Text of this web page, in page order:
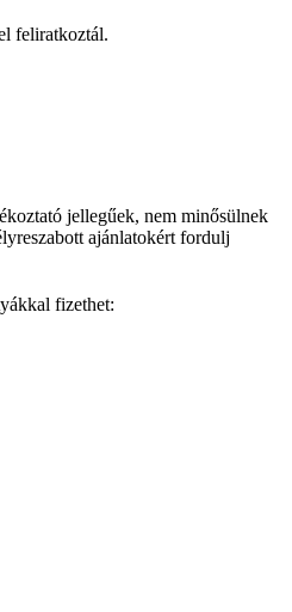
feliratkoztál.
jellegűek, nem minősülnek
ajánlatokért fordulj
fizethet: